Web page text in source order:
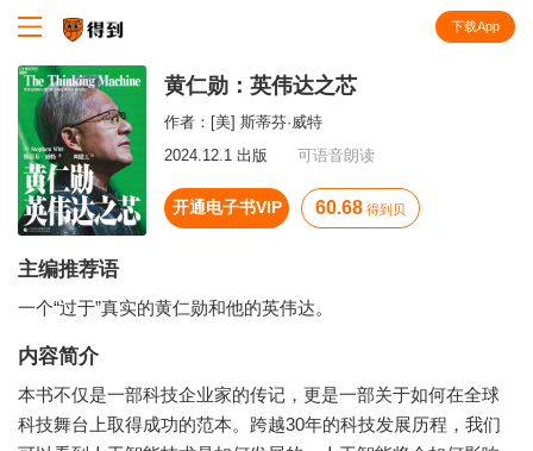
下载App
黄仁勋：英伟达之芯
作者： [美] 斯蒂芬·威特
2024.12.1 出版
可语音朗读
开通电子书VIP 60.68 得到贝
主编推荐语
一个“过于”真实的黄仁勋和他的英伟达。
内容简介
本书不仅是一部科技企业家的传记，更是一部关于如何在全球
科技舞台上取得成功的范本。跨越30年的科技发展历程，我们